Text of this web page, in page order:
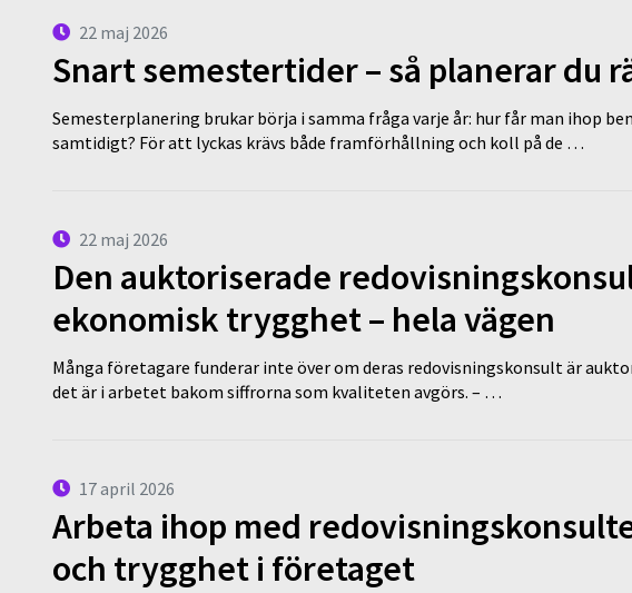
22 maj 2026
Snart semestertider – så planerar du
Semesterplanering brukar börja i samma fråga varje år: hur får man ihop
samtidigt? För att lyckas krävs både framförhållning och koll på de …
22 maj 2026
Den auktoriserade
ekonomisk trygghet – hela vägen
Många företagare funderar inte över om deras redovisningskonsult är
det är i arbetet bakom siffrorna som kvaliteten avgörs. – …
17 april 2026
Arbeta ihop med
och trygghet i företaget